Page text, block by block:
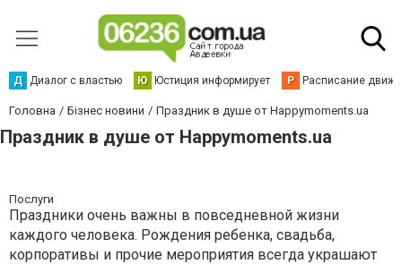
Д Диалог с властью Ю Юстиция информирует Р Расписание
Головна Бізнес новини Праздник в душе от Happymoments.ua
Праздник в душе от Happymoments.ua
Послуги
Праздники очень важны в повседневной жизни
каждого человека. Рождения ребенка, свадьба,
корпоративы и прочие мероприятия всегда украшают